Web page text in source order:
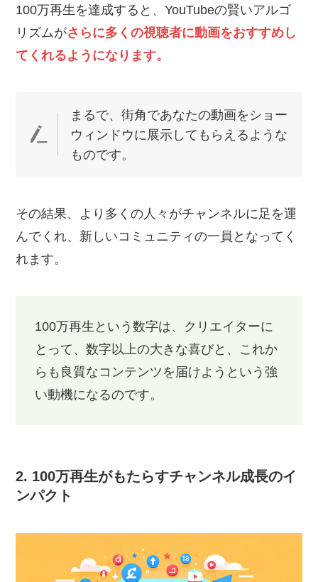
100万再生を達成すると、YouTubeの賢いアルゴ
リズムがさらに多くの視聴者に動画をおすすめし
てくれるようになります。
まるで、街角であなたの動画をショー
ウィンドウに展示してもらえるような
ものです。
その結果、より多くの人々がチャンネルに足を運
んでくれ、新しいコミュニティの一員となってく
れます。
100万再生という数字は、クリエイターに
とって、数字以上の大きな喜びと、これか
らも良質なコンテンツを届けようという強
い動機になるのです。
2. 100万再生がもたらすチャンネル成長のイ
ンパクト